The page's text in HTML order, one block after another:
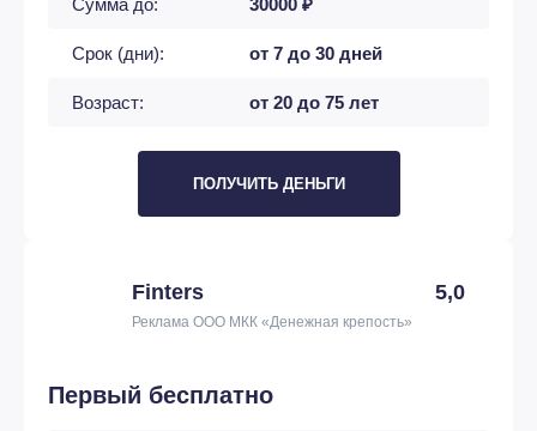
Сумма до: 30000 ₽
Срок (дни): от 7 до 30 дней
Возраст: от 20 до 75 лет
ПОЛУЧИТЬ ДЕНЬГИ
Finters 5,0
Реклама ООО МКК «Денежная крепость»
Первый бесплатно